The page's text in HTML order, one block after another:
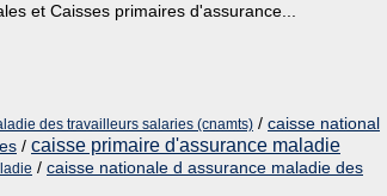
et Caisses primaires d'assurance...
des travailleurs salaries (cnamts) / caisse national
/ caisse primaire d'assurance maladie
/ caisse nationale d assurance maladie des